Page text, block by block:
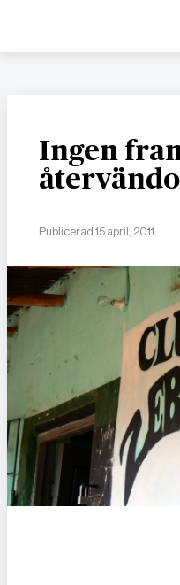
Ingen
återvändo
Publicerad 15 april, 2011